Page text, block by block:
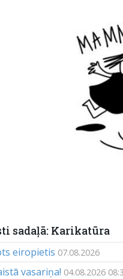
sadaļā: Karikatūra
eiropietis 07.08.2026
vasariņa! 04.08.2026